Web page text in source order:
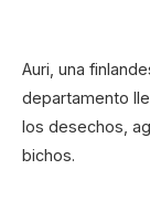
Auri, una
departamento
los desechos,
bichos.